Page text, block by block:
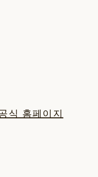
식 홈페이지